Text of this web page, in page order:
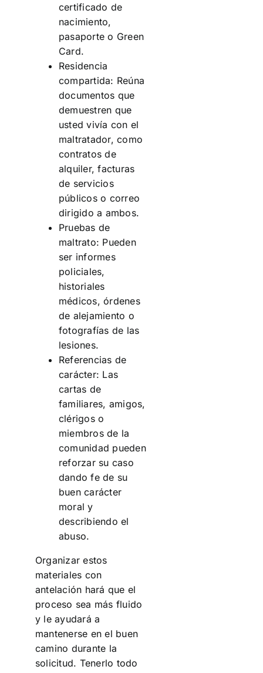
certificado de
nacimiento,
pasaporte o Green
Card.
Residencia
compartida: Reúna
documentos que
demuestren que
usted vivía con el
maltratador, como
contratos de
alquiler, facturas
de servicios
públicos o correo
dirigido a ambos.
Pruebas de
maltrato: Pueden
ser informes
policiales,
historiales
médicos, órdenes
de alejamiento o
fotografías de las
lesiones.
Referencias de
carácter: Las
cartas de
familiares, amigos,
clérigos o
miembros de la
comunidad pueden
reforzar su caso
dando fe de su
buen carácter
moral y
describiendo el
abuso.
Organizar estos
materiales con
antelación hará que el
proceso sea más fluido
y le ayudará a
mantenerse en el buen
camino durante la
solicitud. Tenerlo todo